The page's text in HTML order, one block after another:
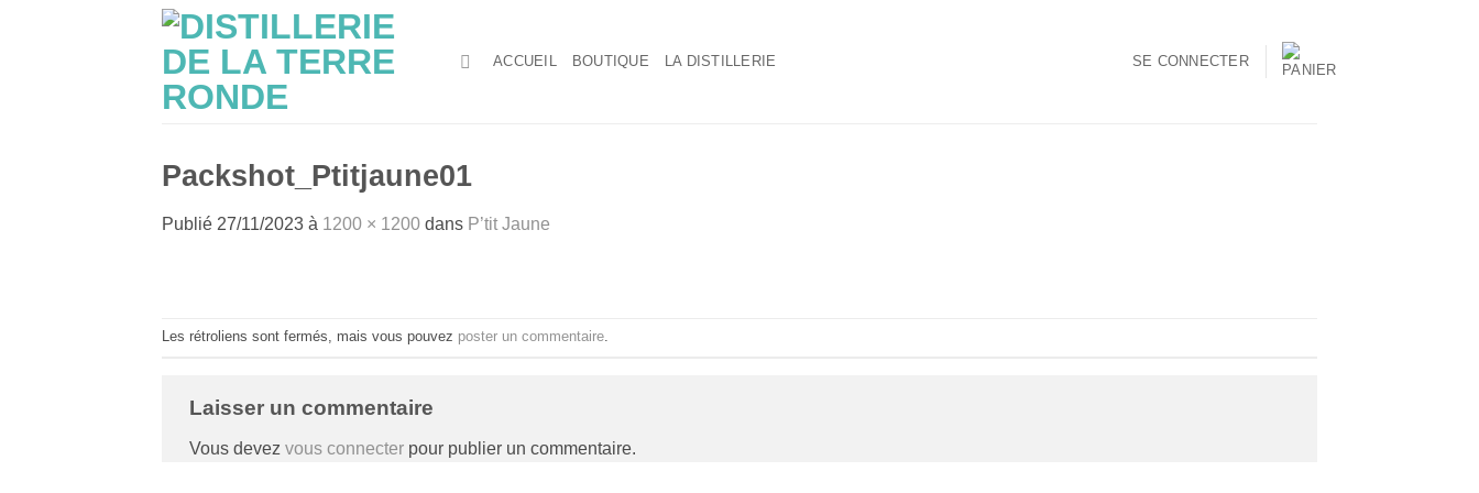
ACCUEIL BOUTIQUE LA DISTILLERIE SE CONNECTER
Packshot_Ptitjaune01
Publié 27/11/2023 à 1200 × 1200 dans P’tit Jaune
Les rétroliens sont fermés, mais vous pouvez poster un commentaire
Laisser un commentaire
Vous devez vous connecter pour publier un commentaire.